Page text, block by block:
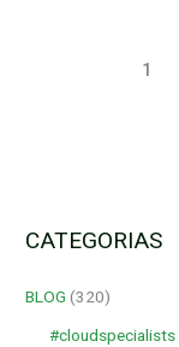
1
CATEGORIAS
BLOG (320)
#cloudspecialists